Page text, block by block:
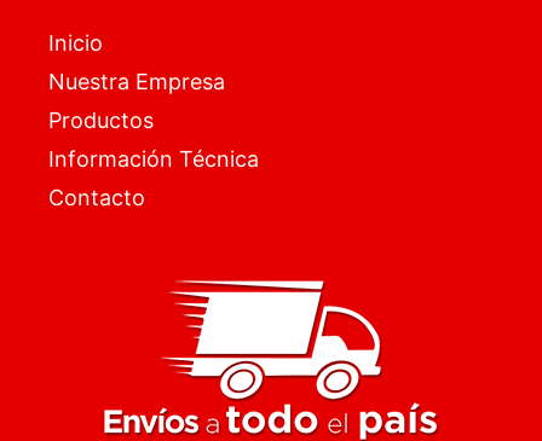
Inicio
Nuestra Empresa
Productos
Información Técnica
Contacto